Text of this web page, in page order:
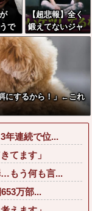
で
報
、
と
』
w w
【超悲報】全く
鍛えてないジャ
パニーズJKのケ
ツがこちらｗｗ
ｗｗｗｗｗ
にするから！」←これ
年連続で位...
てます」
…もう何も言...
万部...